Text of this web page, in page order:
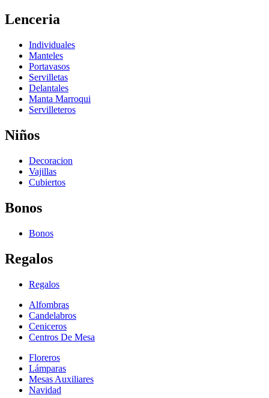
Lenceria
Individuales
Manteles
Portavasos
Servilletas
Delantales
Manta Marroqui
Servilleteros
Niños
Decoracion
Vajillas
Cubiertos
Bonos
Bonos
Regalos
Regalos
Alfombras
Candelabros
Ceniceros
Centros De Mesa
Floreros
Lámparas
Mesas Auxiliares
Navidad